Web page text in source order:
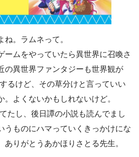
。ラムネって。
ームをやっていたら異世界に召喚さ
の異世界ファンタジーも世界観が
るけど、その草分けと言っていい
。よくないかもしれないけど。
たし、後日譚の小説も読んでまし
うものにハマっていくきっかけにな
ありがとうあかほりさとる先生。